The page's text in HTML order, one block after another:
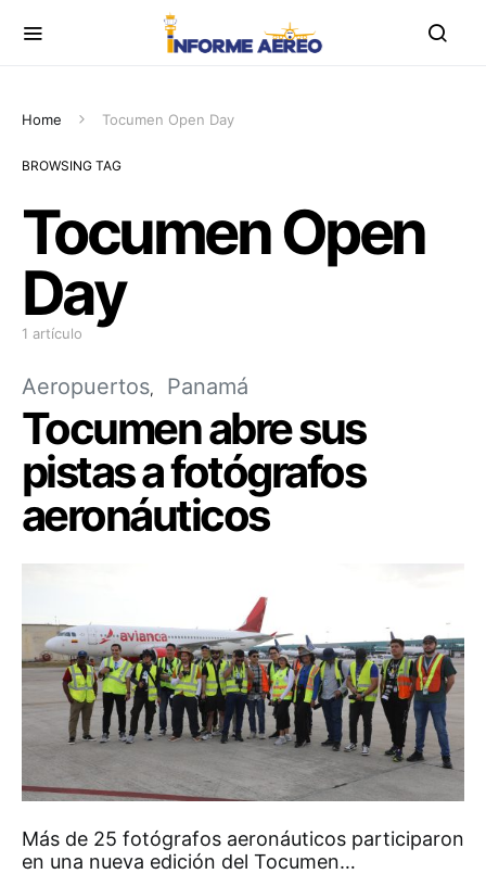
Home Tocumen Open Day
BROWSING TAG
Tocumen Open
Day
1 artículo
Aeropuertos Panamá
Tocumen abre sus
pistas a fotógrafos
aeronáuticos
Más de 25 fotógrafos aeronáuticos participaron
en una nueva edición del Tocumen…